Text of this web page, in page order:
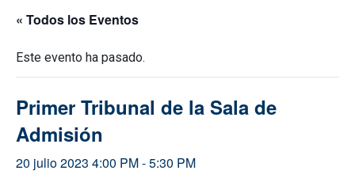
« Todos los Eventos
Este evento ha pasado.
Primer Tribunal de la Sala de
Admisión
20 julio 2023 4:00 PM-5:30 PM